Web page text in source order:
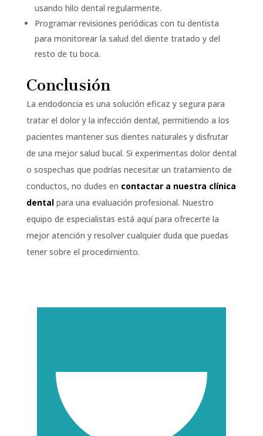
usando hilo dental regularmente.
Programar revisiones periódicas con tu dentista
para monitorear la salud del diente tratado y del
resto de tu boca.
Conclusión
La endodoncia es una solución eficaz y segura para
tratar el dolor y la infección dental, permitiendo a los
pacientes mantener sus dientes naturales y disfrutar
de una mejor salud bucal. Si experimentas dolor dental
o sospechas que podrías necesitar un tratamiento de
conductos, no dudes en contactar a nuestra clínica
dentalpara una evaluación profesional. Nuestro
equipo de especialistas está aquí para ofrecerte la
mejor atención y resolver cualquier duda que puedas
tener sobre el procedimiento.